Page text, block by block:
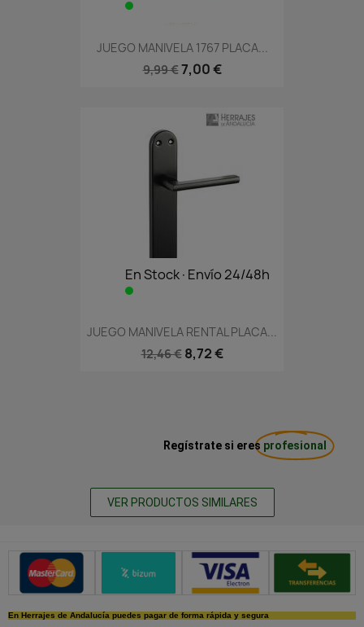
JUEGO MANIVELA 1767 PLACA...
9,99 €7,00 €
En Stock·Envío 24/48h
JUEGO MANIVELA RENTAL PLACA...
12,46 € 8,72 €
Regístrate si eres profesional
VER PRODUCTOS SIMILARES
Métodos de pago seguros
En Herrajes de Andalucía puedes pagar de forma rápida y segura